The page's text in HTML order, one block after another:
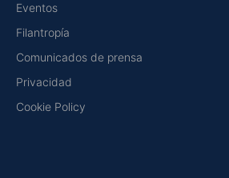
Eventos
Filantropía
Comunicados de prensa
Privacidad
Cookie Policy